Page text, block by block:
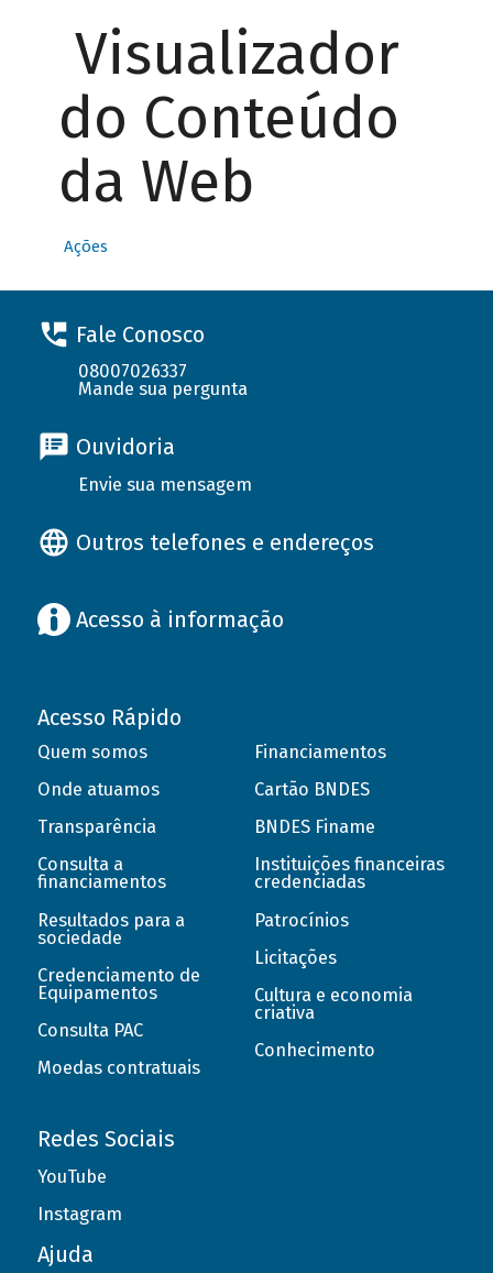
Visualizador
do Conteúdo
da Web
Ações
Fale Conosco
08007026337
Mande sua pergunta
Ouvidoria
Envie sua mensagem
Outros telefones e endereços
Acesso à informação
Acesso Rápido
Quem somos
Onde atuamos
Transparência
Consulta a
financiamentos
Resultados para a
sociedade
Credenciamento de
Equipamentos
Consulta PAC
Moedas contratuais
Financiamentos
Cartão BNDES
BNDES Finame
Instituições financeiras
credenciadas
Patrocínios
Licitações
Cultura e economia
criativa
Conhecimento
Redes Sociais
YouTube
Instagram
Ajuda